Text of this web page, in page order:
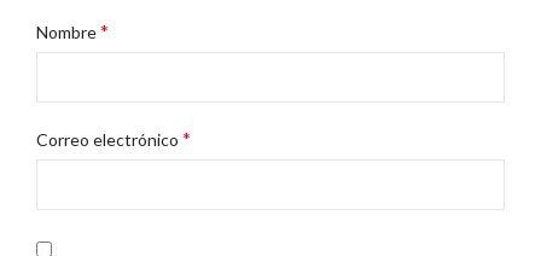
Nombre*
Correo electrónico *